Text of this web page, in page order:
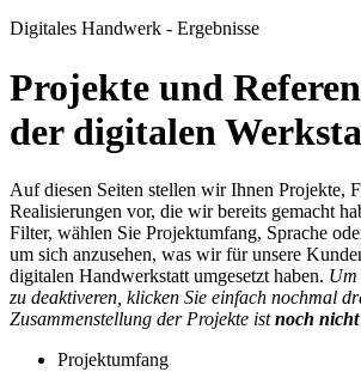
Digitales Handwerk - Ergebnisse
Projekte und
der digitalen
Auf diesen Seiten stellen wir Ihnen Projekte,
Realisierungen vor, die wir bereits gemacht
Filter, wählen Sie Projektumfang, Sprache
um sich anzusehen, was wir für unsere
digitalen Handwerkstatt umgesetzt haben. Um
zu deaktiveren, klicken Sie einfach nochmal
Zusammenstellung der Projekte istnoch
Projektumfang